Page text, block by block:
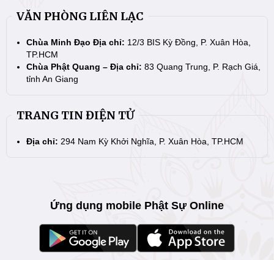
VĂN PHÒNG LIÊN LẠC
Chùa Minh Đạo Địa chỉ: 12/3 BIS Kỳ Đồng, P. Xuân Hòa,
TP.HCM
Chùa Phật Quang – Địa chỉ: 83 Quang Trung, P. Rạch Giá,
tỉnh An Giang
TRANG TIN ĐIỆN TỬ
Địa chỉ: 294 Nam Kỳ Khởi Nghĩa, P. Xuân Hòa, TP.HCM
Ứng dụng mobile Phật Sự Online